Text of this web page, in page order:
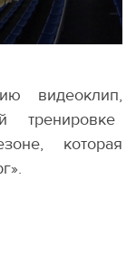
видеоклип,
тренировке
которая